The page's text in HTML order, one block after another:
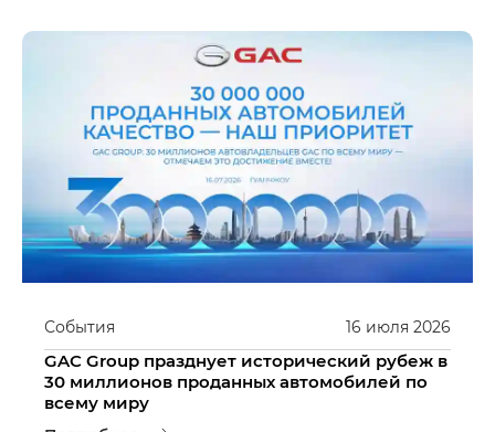
16 июля 2026
События
GAC Group празднует исторический рубеж в
30 миллионов проданных автомобилей по
всему миру